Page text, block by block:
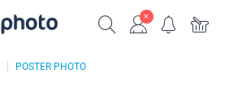
POSTER PHOTO